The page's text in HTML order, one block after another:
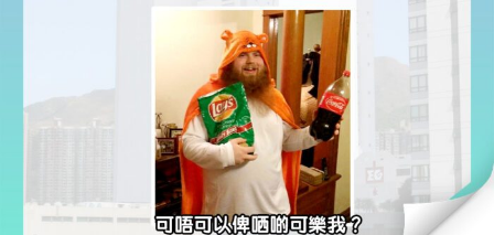
計算
機
學生
故事
大專
生筍
工推
介
問題
學生
福利
uFina
聯絡